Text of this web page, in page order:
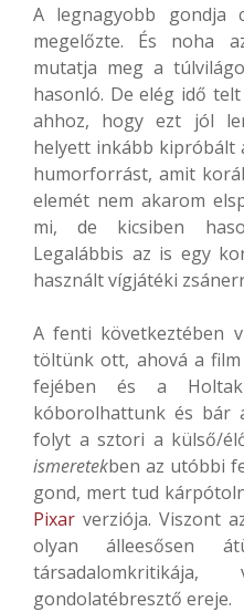
A legnagyobb gondja
megelőzte. És noha
mutatja meg a
hasonló. De elég idő
ahhoz, hogy ezt jól
helyett inkább kipróbált
humorforrást, amit
elemét nem akarom
mi, de kicsiben
Legalábbis az is egy
használt vígjátéki
A fenti következtében
töltünk ott, ahová a
fejében és a
kóborolhattunk és bár
folyt a sztori a külső/
ismeretekben az utóbbi
gond, mert tud
Pixar verziója. Viszont
olyan álleesősen
gondolatébresztő ereje.